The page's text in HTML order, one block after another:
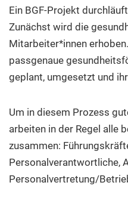
Ein BGF-Projekt
Zunächst wird die
Mitarbeiter*innen
passgenaue
geplant, umgesetzt und
Um in diesem Prozess
arbeiten in der Regel alle
zusammen:
Personalverantwortliche,
Personalvertretung/